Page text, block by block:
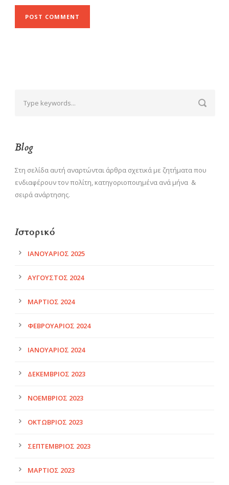
Blog
Στη σελίδα αυτή αναρτώνται άρθρα σχετικά με ζητήματα που
ενδιαφέρουν τον πολίτη, κατηγοριοποιημένα ανά μήνα &
σειρά ανάρτησης.
Ιστορικό
ΙΑΝΟΥΆΡΙΟΣ 2025
ΑΎΓΟΥΣΤΟΣ 2024
ΜΆΡΤΙΟΣ 2024
ΦΕΒΡΟΥΆΡΙΟΣ 2024
ΙΑΝΟΥΆΡΙΟΣ 2024
ΔΕΚΈΜΒΡΙΟΣ 2023
ΝΟΈΜΒΡΙΟΣ 2023
ΟΚΤΏΒΡΙΟΣ 2023
ΣΕΠΤΈΜΒΡΙΟΣ 2023
ΜΆΡΤΙΟΣ 2023